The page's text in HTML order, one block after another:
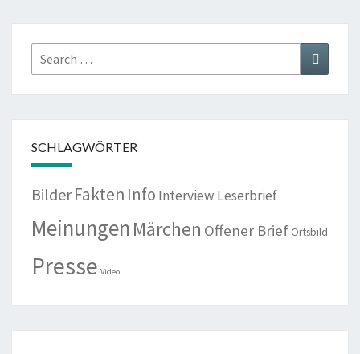
Search
for:
Search
SCHLAGWÖRTER
Bilder Fakten Info Interview Leserbrief
MeinungenMärchen Offener Brief Ortsbild
Presse Video